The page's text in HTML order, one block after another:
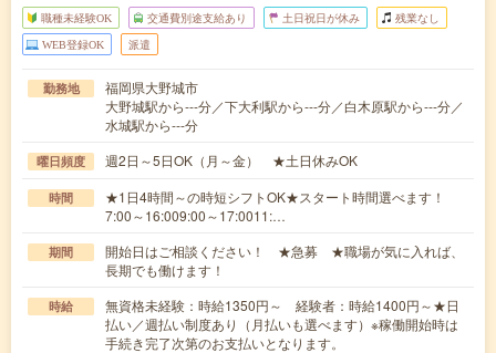
職種未経験OK 交通費別途支給あり 土日祝日が休み 残業なし
WEB登録OK 派遣
勤務地
福岡県大野城市
大野城駅から---分／下大利駅から---分／白木原駅から---分／
水城駅から---分
曜日頻度 週2日～5日OK（月～金） ★土日休みOK
時間
★1日4時間～の時短シフトOK★スタート時間選べます！
7:00～16:009:00～17:0011:…
期間
開始日はご相談ください！ ★急募 ★職場が気に入れば、
長期でも働けます！
時給
無資格未経験：時給1350円～ 経験者：時給1400円～★日
払い／週払い制度あり（月払いも選べます）※稼働開始時は
手続き完了次第のお支払いとなります。